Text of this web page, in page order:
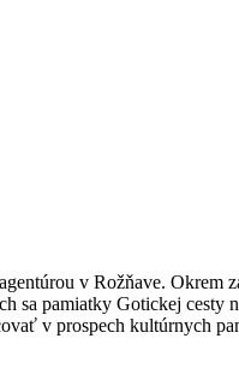
v Rožňave. Okrem
sa pamiatky Gotickej cesty
v prospech kultúrnych